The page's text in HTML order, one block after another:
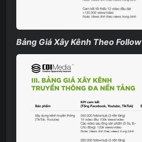
Bảng Giá Xây Kênh Theo Follow